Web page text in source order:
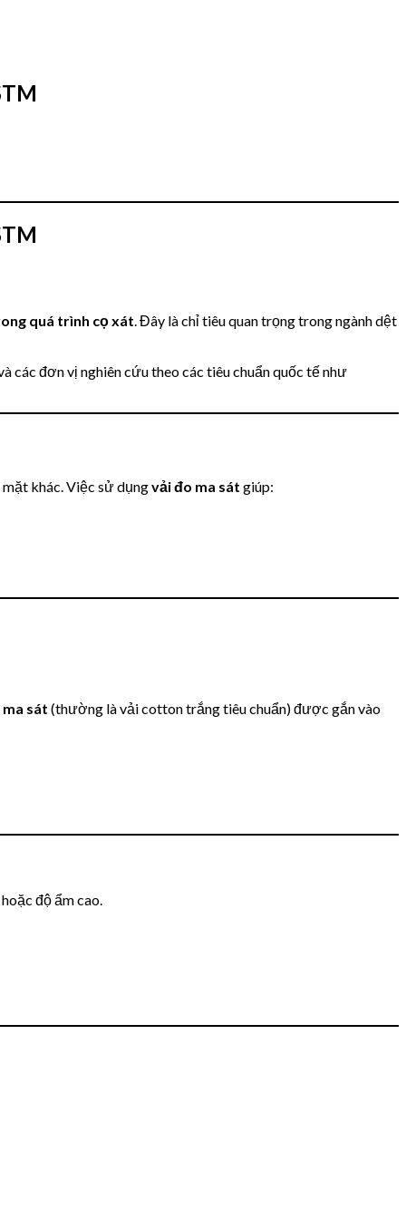
quá trình cọ xát. Đây là chỉ tiêu quan trọng trong ngành dệt
đơn vị nghiên cứu theo các tiêu chuẩn quốc tế như
khác. Việc sử dụngvải đo ma sát giúp:
sát (thường là vải cotton trắng tiêu chuẩn) được gắn vào
độ ẩm cao.